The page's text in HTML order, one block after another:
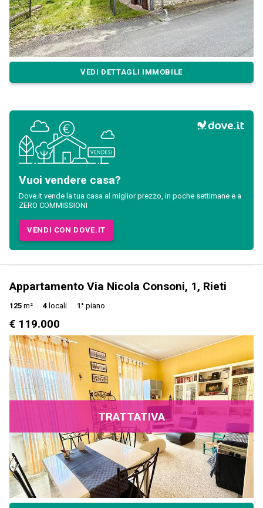
VEDI DETTAGLI IMMOBILE
Vuoi vendere casa?
Dove.it vende la tua casa al miglior prezzo, in poche settimane e a
ZERO COMMISSIONI
VENDI CON DOVE.IT
Appartamento Via Nicola Consoni, 1, Rieti
125 m² 4 locali 1° piano
€ 119.000
TRATTATIVA